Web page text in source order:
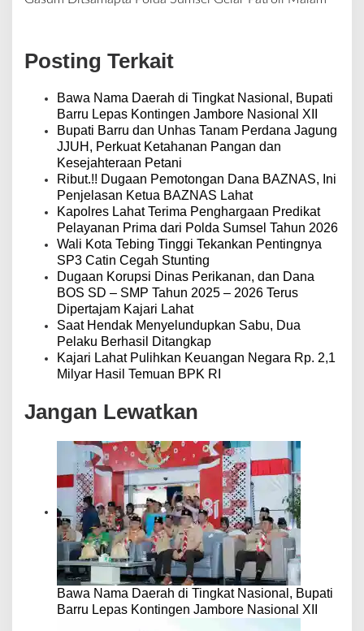
a
s
Posting Terkait
Bawa Nama Daerah di Tingkat Nasional, Bupati
Barru Lepas Kontingen Jambore Nasional XII
Bupati Barru dan Unhas Tanam Perdana Jagung
JJUH, Perkuat Ketahanan Pangan dan
Kesejahteraan Petani
Ribut.!! Dugaan Pemotongan Dana BAZNAS, Ini
Penjelasan Ketua BAZNAS Lahat
Kapolres Lahat Terima Penghargaan Predikat
Pelayanan Prima dari Polda Sumsel Tahun 2026
Wali Kota Tebing Tinggi Tekankan Pentingnya
SP3 Catin Cegah Stunting
Dugaan Korupsi Dinas Perikanan, dan Dana
BOS SD – SMP Tahun 2025 – 2026 Terus
Dipertajam Kajari Lahat
Saat Hendak Menyelundupkan Sabu, Dua
Pelaku Berhasil Ditangkap
Kajari Lahat Pulihkan Keuangan Negara Rp. 2,1
Milyar Hasil Temuan BPK RI
Jangan Lewatkan
Bawa Nama Daerah di Tingkat Nasional, Bupati
Barru Lepas Kontingen Jambore Nasional XII